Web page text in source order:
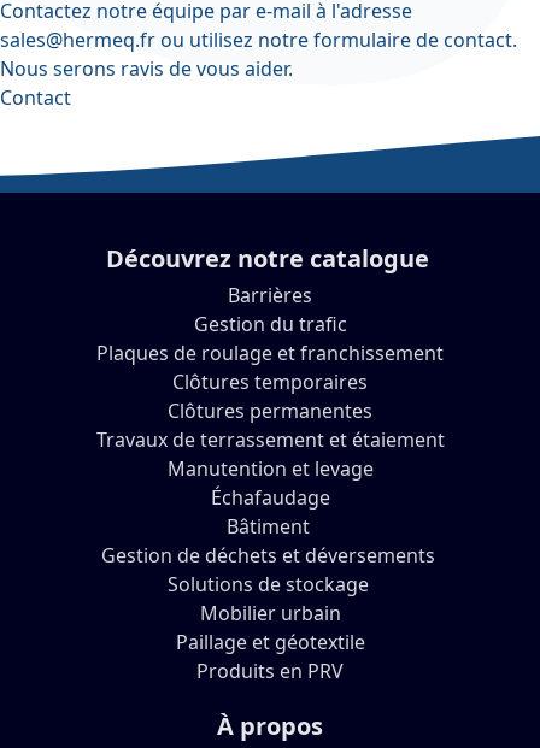
Contactez notre équipe par e-mail à l'adresse
sales@hermeq.frou utilisez notreformulaire de contact.
Nous serons ravis de vous aider.
Contact
Découvrez notre catalogue
Barrières
Gestion du trafic
Plaques de roulage et franchissement
Clôtures temporaires
Clôtures permanentes
Travaux de terrassement et étaiement
Manutention et levage
Échafaudage
Bâtiment
Gestion de déchets et déversements
Solutions de stockage
Mobilier urbain
Paillage et géotextile
Produits en PRV
À propos